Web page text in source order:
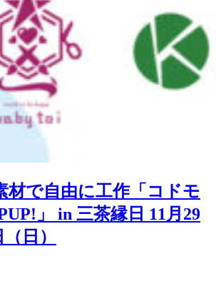
材で自由に工作「コドモ
」 in 三茶縁日 11月29
日）